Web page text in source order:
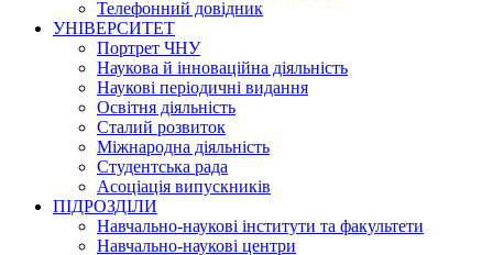
Телефонний довідник
УНІВЕРСИТЕТ
Портрет ЧНУ
Наукова й інноваційна діяльність
Наукові періодичні видання
Освітня діяльність
Сталий розвиток
Міжнародна діяльність
Студентська рада
Асоціація випускників
ПІДРОЗДІЛИ
Навчально-наукові інститути та факультети
Навчально-наукові центри